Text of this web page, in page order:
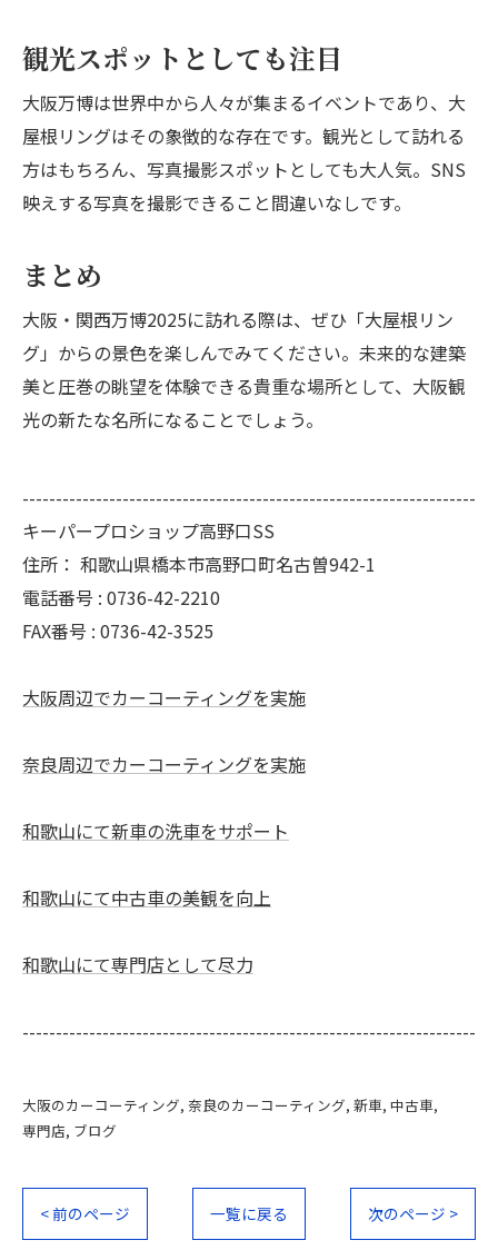
観光スポットとしても注目
大阪万博は世界中から人々が集まるイベントであり、大
屋根リングはその象徴的な存在です。観光として訪れる
方はもちろん、写真撮影スポットとしても大人気。SNS
映えする写真を撮影できること間違いなしです。
まとめ
大阪・関西万博2025に訪れる際は、ぜひ「大屋根リン
グ」からの景色を楽しんでみてください。未来的な建築
美と圧巻の眺望を体験できる貴重な場所として、大阪観
光の新たな名所になることでしょう。
--------------------------------------------------------------------
キーパープロショップ高野口SS
住所： 和歌山県橋本市高野口町名古曽942-1
電話番号 : 0736-42-2210
FAX番号 : 0736-42-3525
大阪周辺でカーコーティングを実施
奈良周辺でカーコーティングを実施
和歌山にて新車の洗車をサポート
和歌山にて中古車の美観を向上
和歌山にて専門店として尽力
--------------------------------------------------------------------
大阪のカーコーティング 奈良のカーコーティング 新車 中古車
専門店 ブログ
< 前のページ 一覧に戻る 次のページ >